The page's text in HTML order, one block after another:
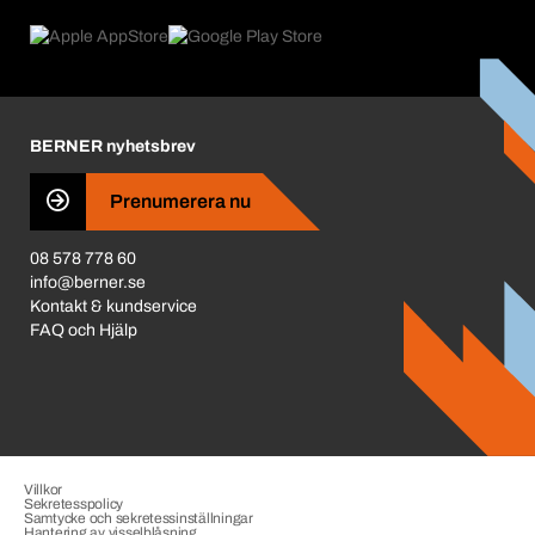
Prisjustering 2026
Vad som driver oss
Business Conduct
BERNER nyhetsbrev
Prenumerera nu
08 578 778 60
info@berner.se
Kontakt & kundservice
FAQ och Hjälp
Villkor
Sekretesspolicy
Samtycke och sekretessinställningar